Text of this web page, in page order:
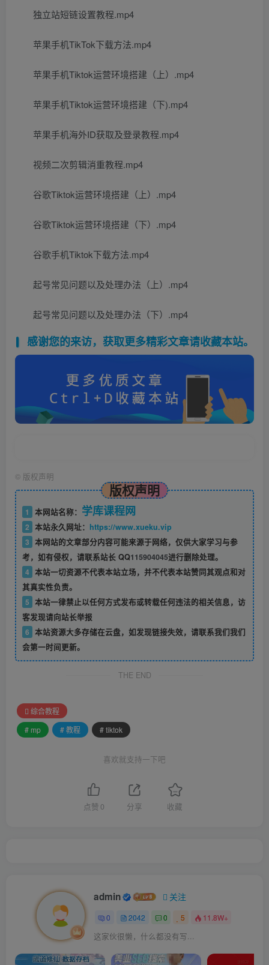
独立站短链设置教程.mp4
苹果手机TikTok下载方法.mp4
苹果手机Tiktok运营环境搭建（上）.mp4
苹果手机Tiktok运营环境搭建（下).mp4
苹果手机海外ID获取及登录教程.mp4
视频二次剪辑消重教程.mp4
谷歌Tiktok运营环境搭建（上）.mp4
谷歌Tiktok运营环境搭建（下）.mp4
谷歌手机Tiktok下载方法.mp4
起号常见问题以及处理办法（上）.mp4
起号常见问题以及处理办法（下）.mp4
感谢您的来访，获取更多精彩文章请收藏本站。
© 版权声明
版权声明
1 本网站名称： 学库课程网
2 本站永久网址： https://www.xueku.vip
3 本网站的文章部分内容可能来源于网络，仅供大家学习与参
考，如有侵权，请联系站长 QQ115904045进行删除处理。
4 本站一切资源不代表本站立场，并不代表本站赞同其观点和对
其真实性负责。
5 本站一律禁止以任何方式发布或转载任何违法的相关信息，访
客发现请向站长举报
6 本站资源大多存储在云盘，如发现链接失效，请联系我们我们
会第一时间更新。
THE END
综合教程
# mp
# 教程 # tiktok
喜欢就支持一下吧
点赞 0 分享 收藏
admin 关注
0 2042 0 5 11.8W+
这家伙很懒，什么都没有写...